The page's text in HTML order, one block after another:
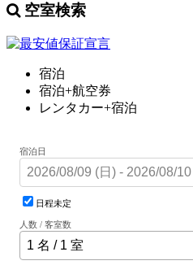
空室検索
宿泊
宿泊+航空券
レンタカー+宿泊
宿泊日
日程未定
人数 / 客室数